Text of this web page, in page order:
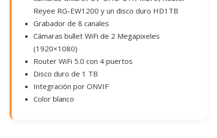
Reyee RG-EW1200 y un disco duro HD1TB
Grabador de 8 canales
Cámaras bullet WiFi de 2 Megapixeles
(1920×1080)
Router WiFi 5.0 con 4 puertos
Disco duro de 1 TB
Integración por ONVIF
Color blanco